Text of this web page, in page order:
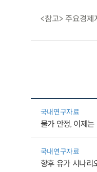
<참고> 주요경제
국내연구자료
물가 안정, 이제
국내연구자료
향후 유가 시나리